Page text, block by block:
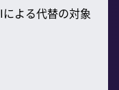
よる代替の対象